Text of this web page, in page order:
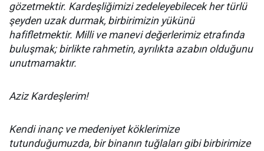
gözetmektir. Kardeşliğimizi zedeleyebilecek her türlü
şeyden uzak durmak, birbirimizin yükünü
hafifletmektir. Milli ve manevi değerlerimiz etrafında
buluşmak; birlikte rahmetin, ayrılıkta azabın olduğunu
unutmamaktır.
Aziz Kardeşlerim!
Kendi inanç ve medeniyet köklerimize
tutunduğumuzda, bir binanın tuğlaları gibi birbirimize